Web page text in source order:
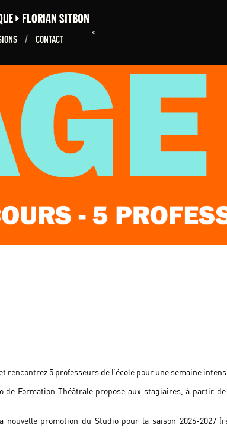
FLORIAN SITBON
/ CONTACT
<
rencontrez 5 professeurs de l’école pour une semaine
Formation Théâtrale propose aux stagiaires, à partir
promotion du Studio pour la saison 2026-2027